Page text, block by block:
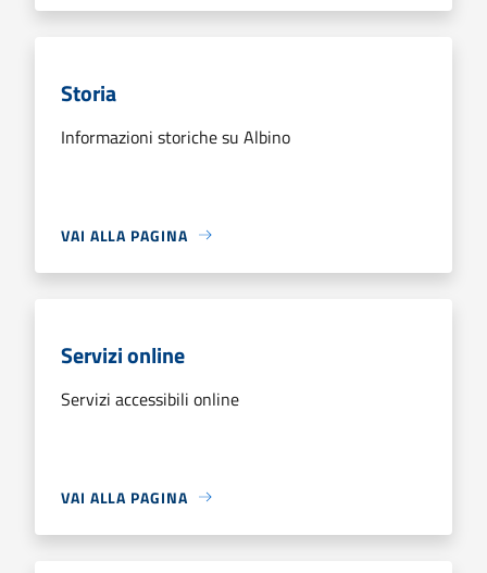
Storia
Informazioni storiche su Albino
VAI ALLA PAGINA
Servizi online
Servizi accessibili online
VAI ALLA PAGINA